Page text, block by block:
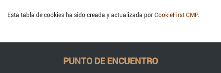
Esta tabla de cookies ha sido creada y actualizada por CookieFirst CMP.
PUNTO DE ENCUENTRO